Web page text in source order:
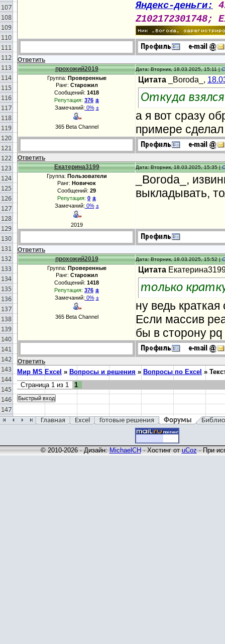
Яндекс-деньги:
Z102172301748;
Ответить
прохожий2019
Дата: Вторник, 18.03.2025, 15:11 |
Группа: Проверенные
Ранг: Старожил
Сообщений: 1418
Репутация: 376 ±
Замечаний: 0% ±
365 Beta Channel
Цитата _Boroda_,
Откуда
а я вот сразу
примере
Ответить
Екатерина3199
Дата: Вторник, 18.03.2025, 15:35 |
Группа: Пользователи
Ранг: Новичок
Сообщений: 29
Репутация: 0 ±
Замечаний: 0% ±
2019
_Boroda_,
выкладывать,
Ответить
прохожий2019
Дата: Вторник, 18.03.2025, 15:52 |
Группа: Проверенные
Ранг: Старожил
Сообщений: 1418
Репутация: 376 ±
Замечаний: 0% ±
365 Beta Channel
Цитата
только
ну ведь
Если массив
бы в сторону
Ответить
Мир MS Excel » Вопросы и решения » Вопросы по Excel »
Страница 1 из 1 1
Главная Excel Готовые решения Форумы
© 2010-2026 · Дизайн: MichaelCH · Хостинг от uCoz · При